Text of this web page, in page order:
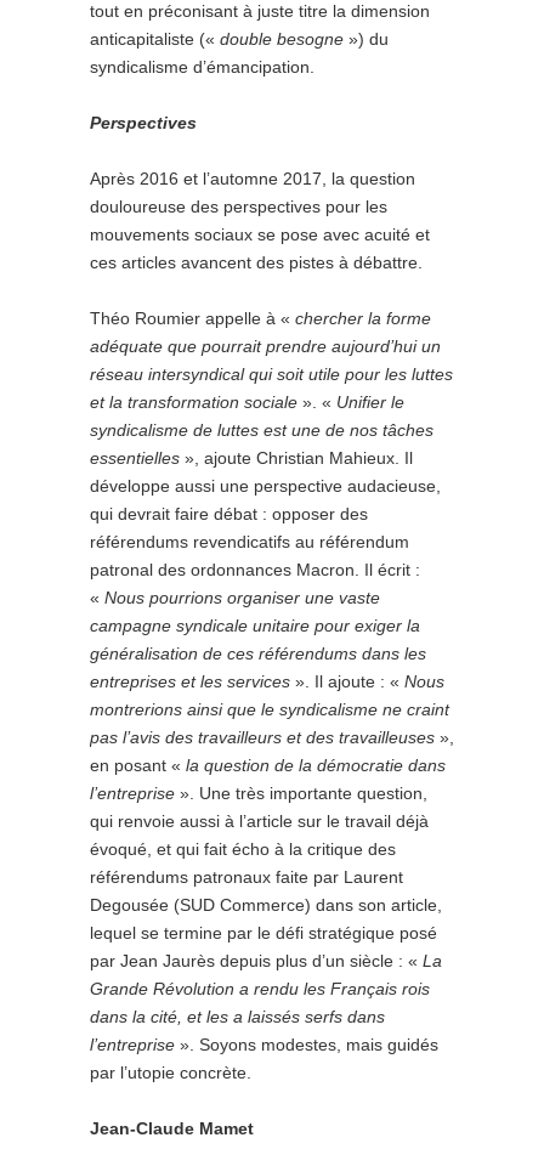
tout en préconisant à juste titre la dimension
anticapitaliste (« double besogne ») du
syndicalisme d’émancipation.
Perspectives
Après 2016 et l’automne 2017, la question
douloureuse des perspectives pour les
mouvements sociaux se pose avec acuité et
ces articles avancent des pistes à débattre.
Théo Roumier appelle à « chercher la forme
adéquate que pourrait prendre aujourd’hui un
réseau intersyndical qui soit utile pour les luttes
et la transformation sociale ». « Unifier le
syndicalisme de luttes est une de nos tâches
essentielles », ajoute Christian Mahieux. Il
développe aussi une perspective audacieuse,
qui devrait faire débat : opposer des
référendums revendicatifs au référendum
patronal des ordonnances Macron. Il écrit :
« Nous pourrions organiser une vaste
campagne syndicale unitaire pour exiger la
généralisation de ces référendums dans les
entreprises et les services ». Il ajoute : « Nous
montrerions ainsi que le syndicalisme ne craint
pas l’avis des travailleurs et des travailleuses »,
en posant « la question de la démocratie dans
l’entreprise ». Une très importante question,
qui renvoie aussi à l’article sur le travail déjà
évoqué, et qui fait écho à la critique des
référendums patronaux faite par Laurent
Degousée (SUD Commerce) dans son article,
lequel se termine par le défi stratégique posé
par Jean Jaurès depuis plus d’un siècle : « La
Grande Révolution a rendu les Français rois
dans la cité, et les a laissés serfs dans
l’entreprise ». Soyons modestes, mais guidés
par l’utopie concrète.
Jean-Claude Mamet